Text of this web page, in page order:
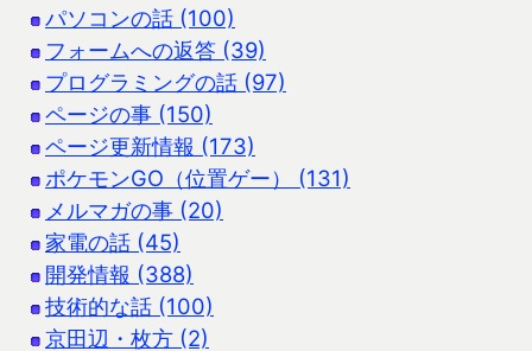
パソコンの話 (100)
フォームへの返答 (39)
プログラミングの話 (97)
ページの事 (150)
ページ更新情報 (173)
ポケモンGO（位置ゲー） (131)
メルマガの事 (20)
家電の話 (45)
開発情報 (388)
技術的な話 (100)
京田辺・枚方 (2)